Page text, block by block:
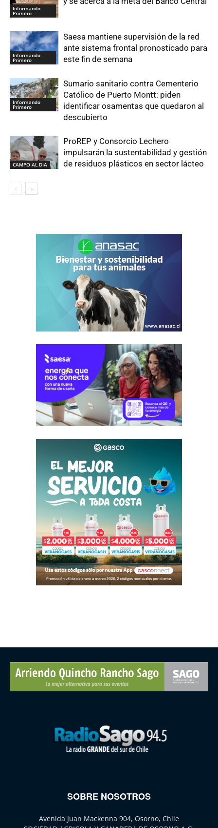
Informando
Primero
Informando
Primero
Saesa mantiene supervisión de la red
ante sistema frontal pronosticado para
este fin de semana
Informando
Primero
Sumario sanitario contra Cementerio
Católico de Puerto Montt: piden
identificar osamentas que quedaron al
descubierto
CAMPO AL DIA
ProREP y Consorcio Lechero
impulsarán la sustentabilidad y gestión
de residuos plásticos en sector lácteo
SOBRE NOSOTROS
Avenida Juan Mackenna 904, Osorno, Chile